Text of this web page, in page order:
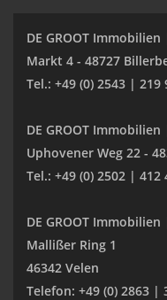
DE GROOT
Markt 4 - 48727
Tel.: +49 (0) 2543 | 219
DE GROOT
Uphovener Weg 22 -
Tel.: +49 (0) 2502 | 412
DE GROOT
Mallißer Ring 1
46342 Velen
Telefon: +49 (0) 2863 |